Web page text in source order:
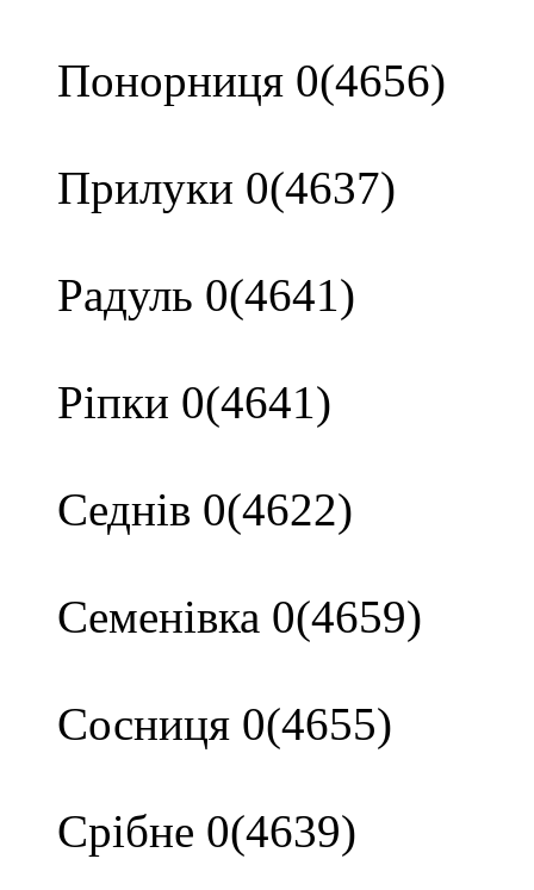
Понорниця 0(4656)
Прилуки 0(4637)
Радуль 0(4641)
Ріпки 0(4641)
Седнів 0(4622)
Семенівка 0(4659)
Сосниця 0(4655)
Срібне 0(4639)